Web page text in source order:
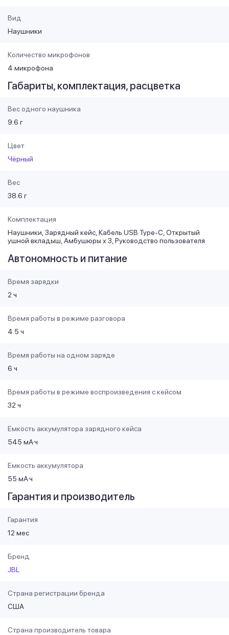
Вид
Наушники
Количество микрофонов
4 микрофона
Габариты, комплектация, расцветка
Вес одного наушника
9.6 г
Цвет
Чёрный
Вес
38.6 г
Комплектация
Наушники, Зарядный кейс, Кабель USB Type-C, Открытый
ушной вкладыш, Амбушюры х 3, Руководство пользователя
Автономность и питание
Время зарядки
2 ч
Время работы в режиме разговора
4.5 ч
Время работы на одном заряде
6 ч
Время работы в режиме воспроизведения с кейсом
32 ч
Емкость аккумулятора зарядного кейса
545 мА·ч
Емкость аккумулятора
55 мА·ч
Гарантия и производитель
Гарантия
12 мес
Бренд
JBL
Страна регистрации бренда
США
Страна производитель товара